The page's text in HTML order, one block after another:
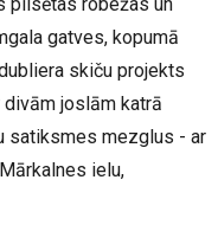
gatves, kopumā
skiču projekts
joslām katrā
satiksmes mezglus - ar
ielu,